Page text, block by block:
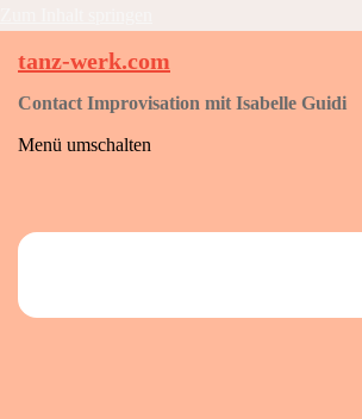
tanz-werk.com
Contact Improvisation mit Isabelle Guidi
Menü umschalten